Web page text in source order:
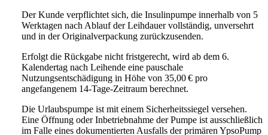
Der Kunde verpflichtet sich, die Insulinpumpe innerhalb von 5
Werktagen nach Ablauf der Leihdauer vollständig, unversehrt
und in der Originalverpackung zurückzusenden.
Erfolgt die Rückgabe nicht fristgerecht, wird ab dem 6.
Kalendertag nach Leihende eine pauschale
Nutzungsentschädigung in Höhe von 35,00 € pro
angefangenem 14-Tage-Zeitraum berechnet.
Die Urlaubspumpe ist mit einem Sicherheitssiegel versehen.
Eine Öffnung oder Inbetriebnahme der Pumpe ist ausschließlich
im Falle eines dokumentierten Ausfalls der primären YpsoPump